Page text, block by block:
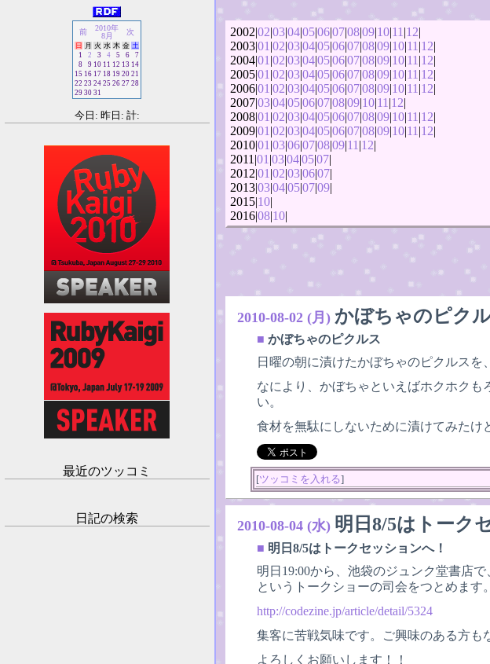
2002|02|03|04|05|06|07|08|09|10|11 |12|
2003|01 |02|03|04|05|06|07|08|09|10|11 |12|
2004|01 |02|03|04|05|06|07|08|09|10|11 |12|
2005|01 |02|03|04|05|06|07|08|09|10|11 |12|
2006|01 |02|03|04|05|06|07|08|09|10|11 |12|
2007|03|04|05|06|07|08|09|10|11 |12|
2008|01 |02|03|04|05|06|07|08|09|10|11 |12|
2009|01 |02|03|04|05|06|07|08|09|10|11 |12|
2010|01 |03|06|07|08|09|11 |12|
2011|01 |03|04|05|07|
2012|01 |02|03|06|07|
2013|03|04|05|07|09|
2015|10|
2016|08|10|
2010-08-02 (月) かぼちゃのピク
■ かぼちゃのピクルス
日曜の朝に漬けたかぼちゃのピクルスを
なにより、かぼちゃといえばホクホク
い。
食材を無駄にしないために漬けてみたけ
[ツッコミを入れる]
2010-08-04 (水) 明日8/5はトーク
■ 明日8/5はトークセッションへ！
明日19:00から、池袋のジュンク堂書店
というトークショーの司会をつとめます。
http://codezine.jp/article/detail/5324
集客に苦戦気味です。ご興味のある方も
よろしくお願いします！！
前
2010年
8月
次
日 月 火 水 木 金 土
1
2 3 4 5 6
7
8
9 10 11 12 13 14
15 16 17 18 19 20 21
22 23 24 25 26 27 28
29 30 31
今日: 昨日: 計:
最近のツッコミ
日記の検索